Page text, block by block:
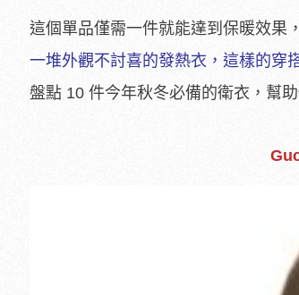
這個單品僅需一件就能達到保暖效果
一堆外觀不討喜的發熱衣，這樣的穿
盤點 10 件今年秋冬必備的衛衣，幫